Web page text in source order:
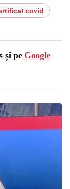
covid
și pe Google